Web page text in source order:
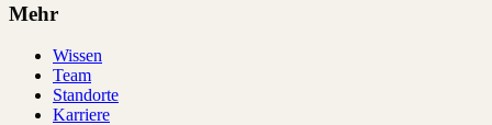
Mehr
Wissen
Team
Standorte
Karriere